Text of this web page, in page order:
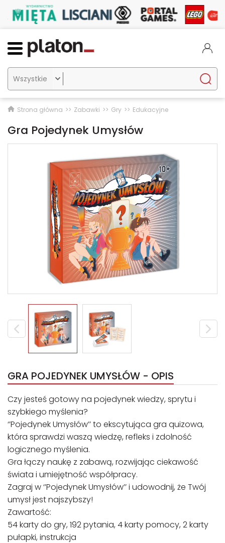

Strona główna Zabawki Gry Edukacyjne
Gra Pojedynek Umysłów
GRA POJEDYNEK UMYSŁÓW - OPIS
Czy jesteś gotowy na pojedynek wiedzy, sprytu i
szybkiego myślenia?
‘’Pojedynek Umysłów’’ to ekscytująca gra quizowa,
która sprawdzi waszą wiedzę, refleks i zdolność
logicznego myślenia.
Gra łączy naukę z zabawą, rozwijając ciekawość
świata i umiejętność współpracy.
Zagraj w ‘’Pojedynek Umysłów’’ i udowodnij, że Twój
umysł jest najszybszy!
Zawartość:
54 karty do gry, 192 pytania, 4 karty pomocy, 2 karty
pułapki, instrukcja